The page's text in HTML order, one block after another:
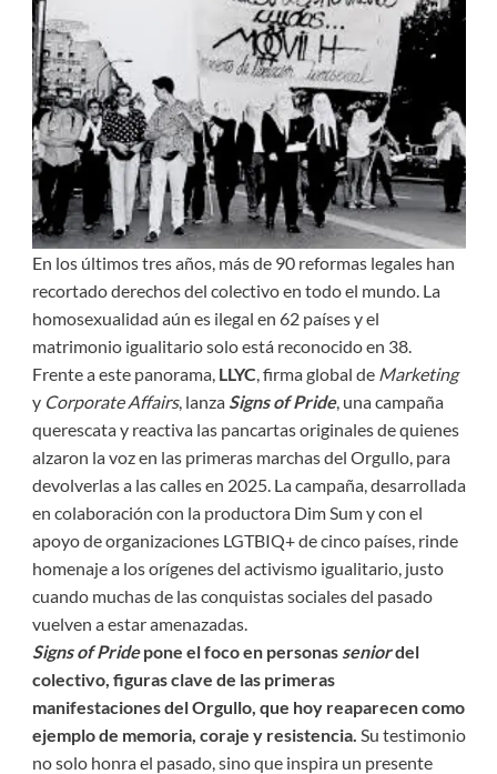
En los últimos tres años, más de 90 reformas legales han
recortado derechos del colectivo en todo el mundo. La
homosexualidad aún es ilegal en 62 países y el
matrimonio igualitario solo está reconocido en 38.
Frente a este panorama, LLYC, firma global de Marketing
y Corporate Affairs, lanzaSigns of Pride, una campaña
querescata y reactiva las pancartas originales de quienes
alzaron la voz en las primeras marchas del Orgullo, para
devolverlas a las calles en 2025. La campaña, desarrollada
en colaboración con la productora Dim Sum y con el
apoyo de organizaciones LGTBIQ+ de cinco países, rinde
homenaje a los orígenes del activismo igualitario, justo
cuando muchas de las conquistas sociales del pasado
vuelven a estar amenazadas.
Signs of Pridepone el foco en personas seniordel
colectivo, figuras clave de las primeras
manifestaciones del Orgullo, que hoy reaparecen como
ejemplo de memoria, coraje y resistencia. Su testimonio
no solo honra el pasado, sino que inspira un presente